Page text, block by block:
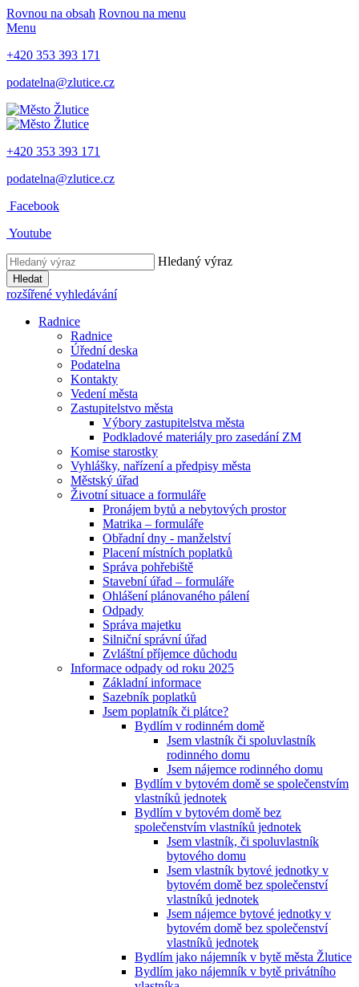
Rovnou na obsah Rovnou na menu
Menu
+420 353 393 171
podatelna@zlutice.cz
+420 353 393 171
podatelna@zlutice.cz
Facebook
Youtube
Hledaný výraz
Hledat
rozšířené vyhledávání
Radnice
Radnice
Úřední deska
Podatelna
Kontakty
Vedení města
Zastupitelstvo města
Výbory zastupitelstva města
Podkladové materiály pro zasedání ZM
Komise starostky
Vyhlášky, nařízení a předpisy města
Městský úřad
Životní situace a formuláře
Pronájem bytů a nebytových prostor
Matrika – formuláře
Obřadní dny - manželství
Placení místních poplatků
Správa pohřebiště
Stavební úřad – formuláře
Ohlášení plánovaného pálení
Odpady
Správa majetku
Silniční správní úřad
Zvláštní příjemce důchodu
Informace odpady od roku 2025
Základní informace
Sazebník poplatků
Jsem poplatník či plátce?
Bydlím v rodinném domě
Jsem vlastník či spoluvlastník
rodinného domu
Jsem nájemce rodinného domu
Bydlím v bytovém domě se společenstvím
vlastníků jednotek
Bydlím v bytovém domě bez
společenstvím vlastníků jednotek
Jsem vlastník, či spoluvlastník
bytového domu
Jsem vlastník bytové jednotky v
bytovém domě bez společenství
vlastníků jednotek
Jsem nájemce bytové jednotky v
bytovém domě bez společenství
vlastníků jednotek
Bydlím jako nájemník v bytě města Žlutice
Bydlím jako nájemník v bytě privátního